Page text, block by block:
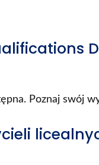
Poznaj swój